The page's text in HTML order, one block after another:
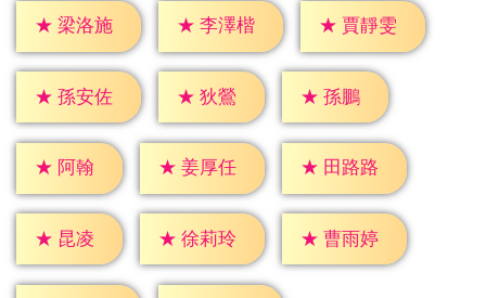
★ 梁洛施 ★ 李澤楷 ★ 賈靜雯
★ 孫安佐 ★ 狄鶯 ★ 孫鵬
★ 阿翰 ★ 姜厚任 ★ 田路路
★ 昆凌 ★ 徐莉玲 ★ 曹雨婷